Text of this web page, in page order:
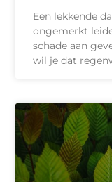
Een lekkende
ongemerkt
schade aan
wil je dat